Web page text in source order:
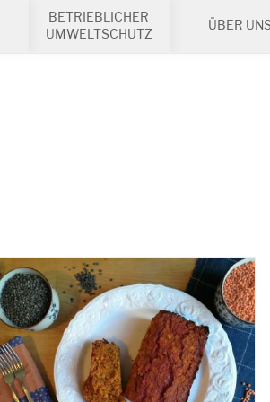
BETRIEBLICHER
UMWELTSCHUTZ
ÜBER